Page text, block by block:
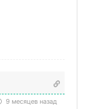
9 месяцев назад